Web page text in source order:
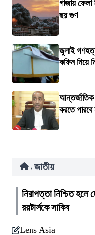
গাজায় ফেলা
ছয় গুণ
জুলাই
কফিন নিয়ে
আন্তর্জাতিক
করতে পারবে
/ জাতীয়
নিরাপত্তা নিশ্চিত হলে
রয়টার্সকে সাকিব
Lens Asia